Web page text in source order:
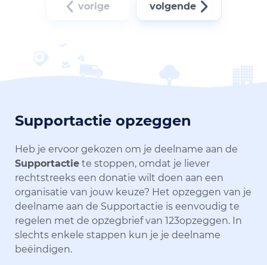
vorige volgende
Supportactie opzeggen
Heb je ervoor gekozen om je deelname aan de
Supportactie te stoppen, omdat je liever
rechtstreeks een donatie wilt doen aan een
organisatie van jouw keuze? Het opzeggen van je
deelname aan de Supportactie is eenvoudig te
regelen met de opzegbrief van 123opzeggen. In
slechts enkele stappen kun je je deelname
beëindigen.